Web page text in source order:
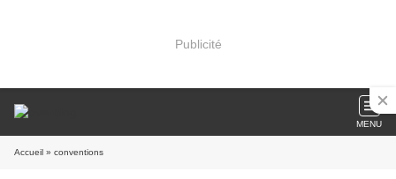
Publicité
MENU
Accueil » conventions